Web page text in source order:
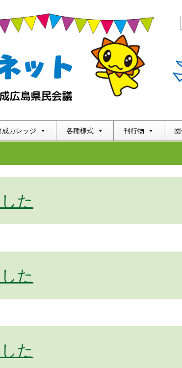
カレッジ 各種様式 刊行物
た
た
た